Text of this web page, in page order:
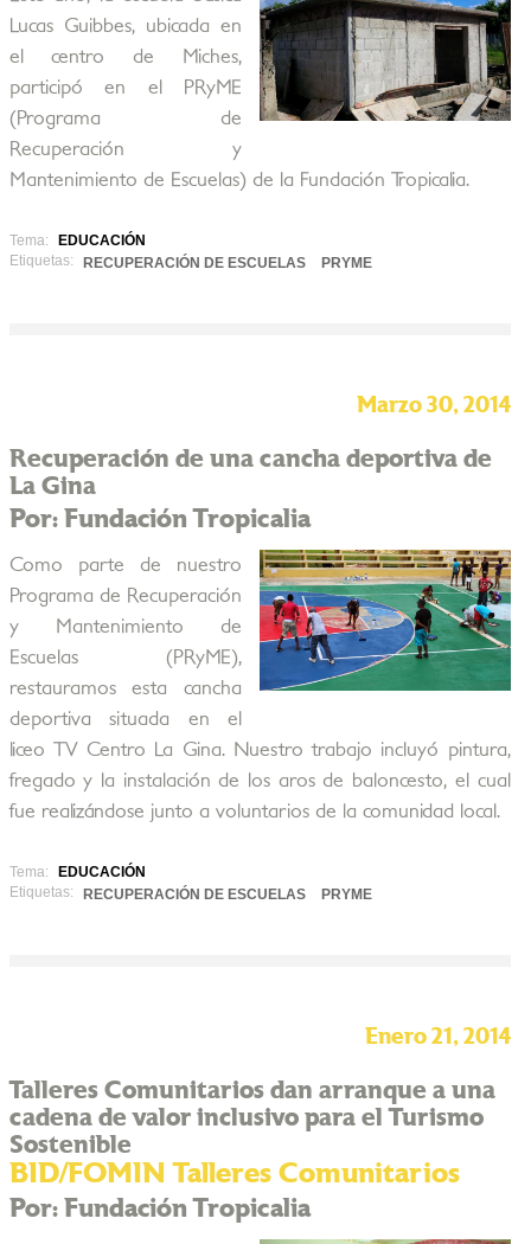
Lucas Guibbes, ubicada en
el centro de Miches,
participó en el PRyME
(Programa de
Recuperación y
Mantenimiento de Escuelas) de la Fundación Tropicalia.
Tema:
EDUCACIÓN
Etiquetas:
RECUPERACIÓN DE ESCUELAS PRYME
Marzo 30, 2014
Recuperación de una cancha deportiva de
La Gina
Por: Fundación Tropicalia
Como parte de nuestro
Programa de Recuperación
y Mantenimiento de
Escuelas (PRyME),
restauramos esta cancha
deportiva situada en el
liceo TV Centro La Gina. Nuestro trabajo incluyó pintura,
fregado y la instalación de los aros de baloncesto, el cual
fue realizándose junto a voluntarios de la comunidad local.
Tema:
EDUCACIÓN
Etiquetas:
RECUPERACIÓN DE ESCUELAS PRYME
Enero 21, 2014
Talleres Comunitarios dan arranque a una
cadena de valor inclusivo para el Turismo
Sostenible
BID/FOMIN Talleres Comunitarios
Por: Fundación Tropicalia